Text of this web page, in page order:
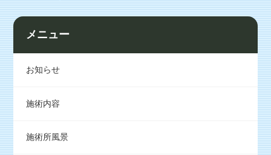
メニュー
お知らせ
施術内容
施術所風景